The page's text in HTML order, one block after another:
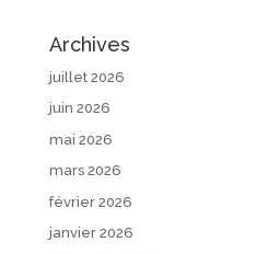
Archives
juillet 2026
juin 2026
mai 2026
mars 2026
février 2026
janvier 2026